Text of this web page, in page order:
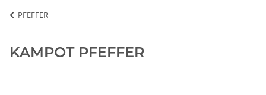
PFEFFER
KAMPOT PFEFFER